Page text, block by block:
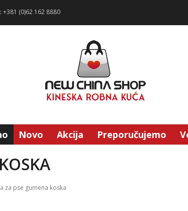
+381 (0)62 162 8880
Novo Akcija Preporučujemo
za pse gumena koska